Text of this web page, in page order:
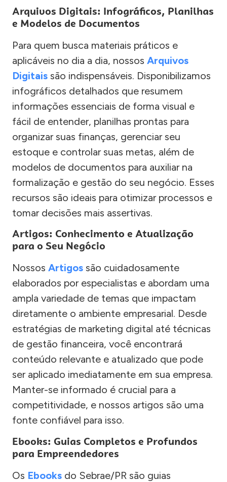
Arquivos Digitais: Infográficos, Planilhas
e Modelos de Documentos
Para quem busca materiais práticos e
aplicáveis no dia a dia, nossos Arquivos
Digitais são indispensáveis. Disponibilizamos
infográficos detalhados que resumem
informações essenciais de forma visual e
fácil de entender, planilhas prontas para
organizar suas finanças, gerenciar seu
estoque e controlar suas metas, além de
modelos de documentos para auxiliar na
formalização e gestão do seu negócio. Esses
recursos são ideais para otimizar processos e
tomar decisões mais assertivas.
Artigos: Conhecimento e Atualização
para o Seu Negócio
Nossos Artigos são cuidadosamente
elaborados por especialistas e abordam uma
ampla variedade de temas que impactam
diretamente o ambiente empresarial. Desde
estratégias de marketing digital até técnicas
de gestão financeira, você encontrará
conteúdo relevante e atualizado que pode
ser aplicado imediatamente em sua empresa.
Manter-se informado é crucial para a
competitividade, e nossos artigos são uma
fonte confiável para isso.
Ebooks: Guias Completos e Profundos
para Empreendedores
Os Ebooks do Sebrae/PR são guias